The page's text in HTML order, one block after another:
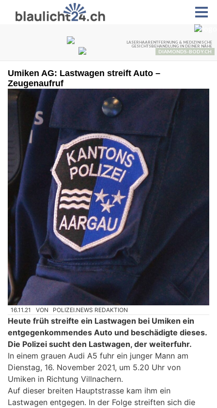
Umiken AG: Lastwagen streift Auto –
Zeugenaufruf
16.11.21 VON POLIZEI.NEWS REDAKTION
Heute früh streifte ein Lastwagen bei Umiken ein
entgegenkommendes Auto und beschädigte dieses.
Die Polizei sucht den Lastwagen, der weiterfuhr.
In einem grauen Audi A5 fuhr ein junger Mann am
Dienstag, 16. November 2021, um 5.20 Uhr von
Umiken in Richtung Villnachern.
Auf dieser breiten Hauptstrasse kam ihm ein
Lastwagen entgegen. In der Folge streiften sich die